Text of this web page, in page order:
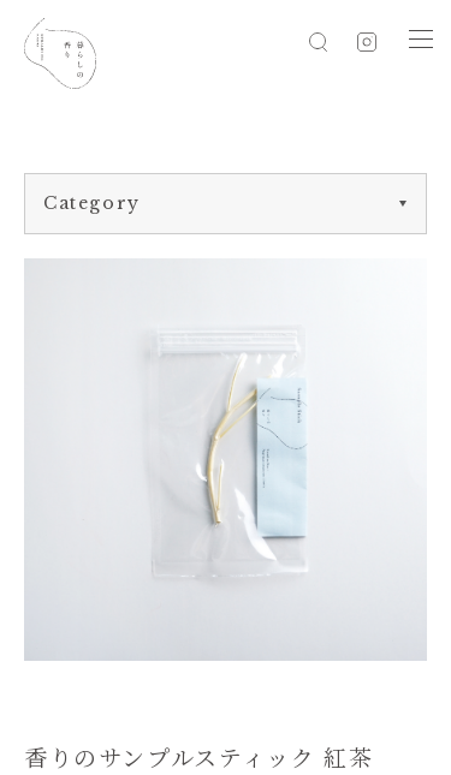
Category
香りのサンプルスティック 紅茶